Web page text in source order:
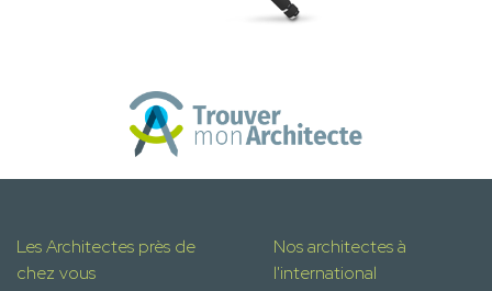
Les Architectes près de
chez vous
Nos architectes à
l'international